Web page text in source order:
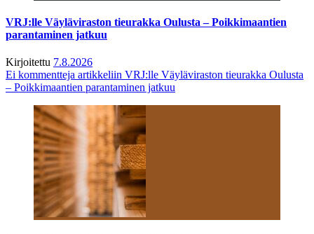
VRJ:lle Väyläviraston tieurakka Oulusta – Poikkimaantien
parantaminen jatkuu
Kirjoitettu 7.8.2026
Ei kommentteja artikkeliin VRJ:lle Väyläviraston tieurakka Oulusta
– Poikkimaantien parantaminen jatkuu